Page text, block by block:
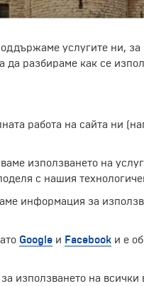
това е била
тук се помещава
в близост до
й се охранява от
услугите ни,
да разбираме как се
работа на сайта ни
използването на
с нашия
информация за
Google и Facebook и е
използването на